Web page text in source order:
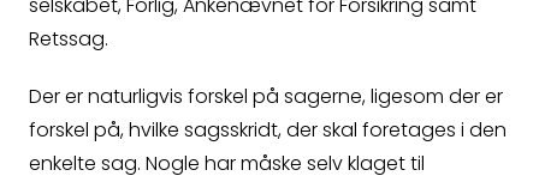
Retssag.
Der er naturligvis forskel på sagerne, ligesom der er
forskel på, hvilke sagsskridt, der skal foretages i den
enkelte sag. Nogle har måske selv klaget til